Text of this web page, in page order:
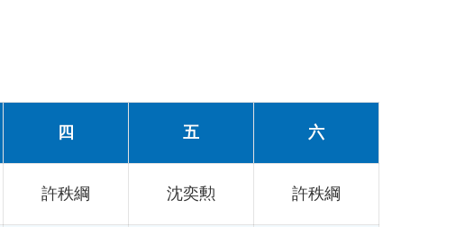
四 五 六
許秩綱 沈奕勲 許秩綱